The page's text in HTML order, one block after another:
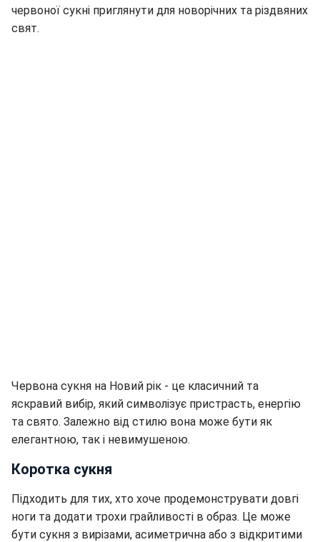
червоної сукні приглянути для новорічних та різдвяних
свят.
Червона сукня на Новий рік - це класичний та
яскравий вибір, який символізує пристрасть, енергію
та свято. Залежно від стилю вона може бути як
елегантною, так і невимушеною.
Коротка сукня
Підходить для тих, хто хоче продемонструвати довгі
ноги та додати трохи грайливості в образ. Це може
бути сукня з вирізами, асиметрична або з відкритими